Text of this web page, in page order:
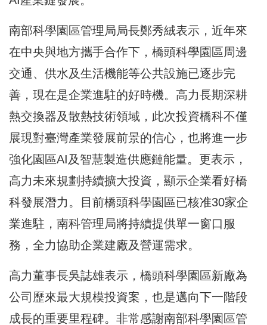
南部科學園區管理局局長鄭秀絨表示，近年來
在中央與地方攜手合作下，橋頭科學園區周邊
交通、供水及生活機能等公共設施已逐步完
善，現在是企業進駐的好時機。高力長期深耕
熱交換器及散熱技術領域，此次投資橋科不僅
展現對臺灣產業發展前景的信心，也將進一步
強化園區AI及智慧製造供應鏈能量。更表示，
高力未來規劃持續擴大投資，顯示企業看好橋
科發展潛力。目前橋頭科學園區已核准30家企
業進駐，南科管理局將持續提供單一窗口服
務，全力協助企業建廠及營運需求。
高力董事長吳誌雄表示，橋頭科學園區新廠為
公司歷來最大規模投資案，也是邁向下一階段
成長的重要里程碑。非常感謝南部科學園區管